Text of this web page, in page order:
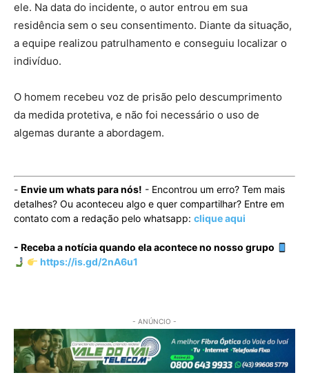
ele. Na data do incidente, o autor entrou em sua
residência sem o seu consentimento. Diante da situação,
a equipe realizou patrulhamento e conseguiu localizar o
indivíduo.
O homem recebeu voz de prisão pelo descumprimento
da medida protetiva, e não foi necessário o uso de
algemas durante a abordagem.
- Envie um whats para nós! - Encontrou um erro? Tem mais
detalhes? Ou aconteceu algo e quer compartilhar? Entre em
contato com a redação pelo whatsapp: clique aqui
- Receba a notícia quando ela acontece no nosso grupo
https://is.gd/2nA6u1
- ANÚNCIO -